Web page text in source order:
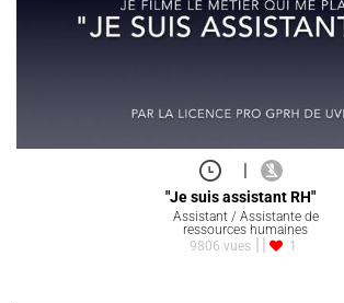
|
"Je suis assistant RH"
Assistant / Assistante de
ressources humaines
9806 vues
1